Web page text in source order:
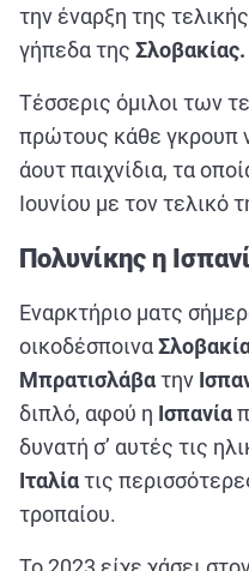
την έναρξη της
γήπεδα της Σλοβακίας.
Τέσσερις όμιλοι των
πρώτους κάθε γκρουπ
άουτ παιχνίδια, τα
Ιουνίου με τον τελικό
Πολυνίκης η
Εναρκτήριο ματς
οικοδέσποινα
Μπρατισλάβατην
διπλό, αφού η Ισπανία
δυνατή σ’ αυτές τις
Ιταλίατις
τροπαίου.